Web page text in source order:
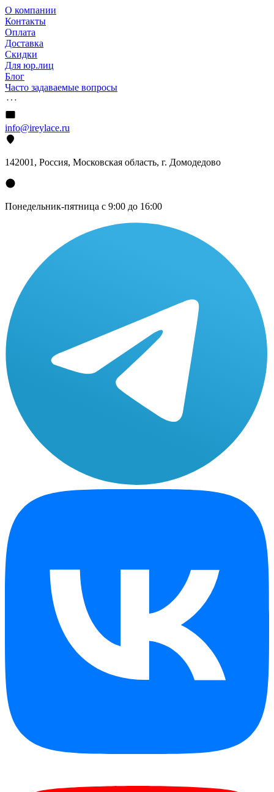
О компании
Контакты
Оплата
Доставка
Скидки
Для юр.лиц
Блог
Часто задаваемые вопросы
info@ireylace.ru
142001 , Россия, Московская область, г. Домодедово
Понедельник-пятница с 9:00 до 16:00